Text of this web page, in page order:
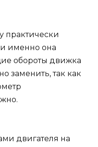
практически
именно она
обороты движка
заменить, так как